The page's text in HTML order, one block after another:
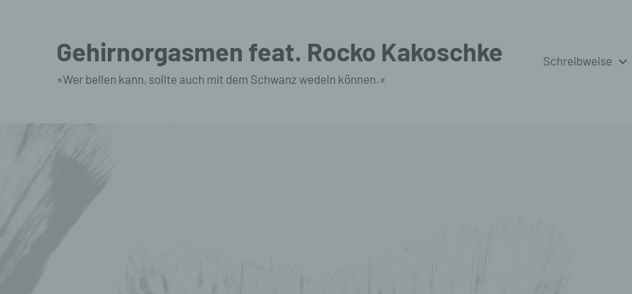
Gehirnorgasmen feat. Rocko Kakoschke
»Wer bellen kann, sollte auch mit dem Schwanz wedeln können.«
Schreibweise